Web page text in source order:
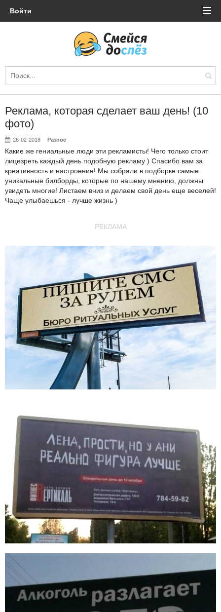
Войти
Реклама, которая сделает ваш день! (10
фото)
26-02-2018 Разное
Какие же гениальные люди эти рекламисты! Чего только стоит
лицезреть каждый день подобную рекламу ) Спасибо вам за
креативность и настроение! Мы собрали в подборке самые
уникальные билборды, которые по нашему мнению, должны
увидеть многие! Листаем вниз и делаем свой день еще веселей!
Чаще улыбаешься - лучше жизнь )
РЕКЛАМА